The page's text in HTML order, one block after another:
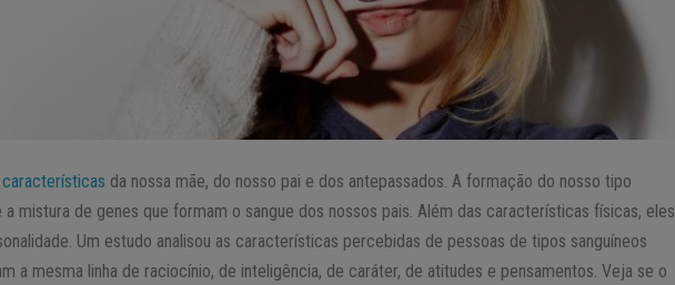
da nossa mãe, do nosso pai e dos antepassados. A formação do nosso tipo
a mistura de genes que formam o sangue dos nossos pais. Além das características físicas, eles
Um estudo analisou as características percebidas de pessoas de tipos sanguíneos
a mesma linha de raciocínio, de inteligência, de caráter, de atitudes e pensamentos. Veja se o